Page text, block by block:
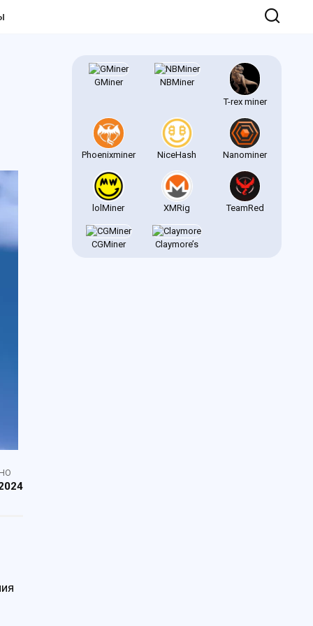
GMiner
NBMiner
T-rex miner
Phoenixminer NiceHash Nanominer
lolMiner XMRig TeamRed
CGMiner Claymore’s